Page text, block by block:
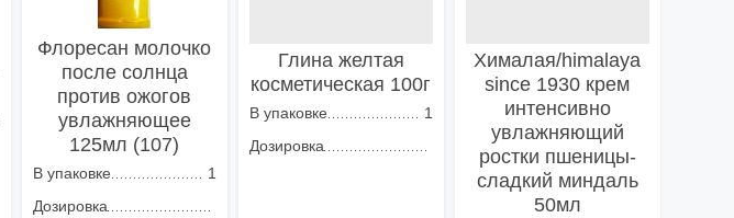
Флоресан молочко
после солнца
против ожогов
увлажняющее
125мл (107)
В упаковке
1
Дозировка
Глина желтая
косметическая 100г
В упаковке
1
Дозировка
Хималая/himalaya
since 1930 крем
интенсивно
увлажняющий
ростки пшеницы-
сладкий миндаль
50мл